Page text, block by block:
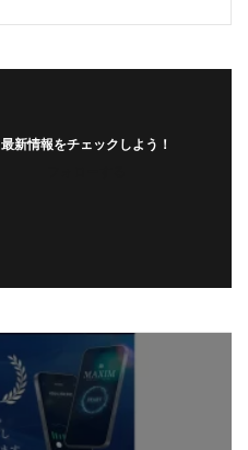
最新情報をチェックしよう！